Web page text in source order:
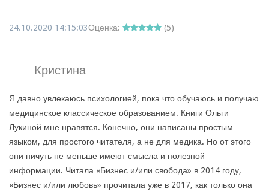
24.10.2020 14:15:03Оценка: (5)
Кристина
Я давно увлекаюсь психологией, пока что обучаюсь и получаю
медицинское классическое образованием. Книги Ольги
Лукиной мне нравятся. Конечно, они написаны простым
языком, для простого читателя, а не для медика. Но от этого
они ничуть не меньше имеют смысла и полезной
информации. Читала «Бизнес и/или свобода» в 2014 году,
«Бизнес и/или любовь» прочитала уже в 2017, как только она